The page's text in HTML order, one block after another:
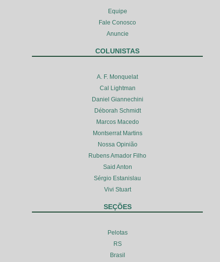
Equipe
Fale Conosco
Anuncie
COLUNISTAS
A. F. Monquelat
Cal Lightman
Daniel Giannechini
Déborah Schmidt
Marcos Macedo
Montserrat Martins
Nossa Opinião
Rubens Amador Filho
Said Anton
Sérgio Estanislau
Vivi Stuart
SEÇÕES
Pelotas
RS
Brasil